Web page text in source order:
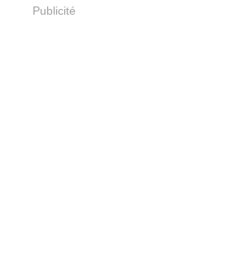
Publicité